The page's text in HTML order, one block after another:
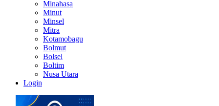
Minahasa
Minut
Minsel
Mitra
Kotamobagu
Bolmut
Bolsel
Boltim
Nusa Utara
Login